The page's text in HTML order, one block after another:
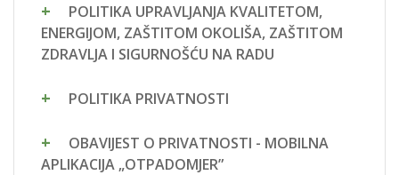
POLITIKA UPRAVLJANJA KVALITETOM,
ENERGIJOM, ZAŠTITOM OKOLIŠA, ZAŠTITOM
ZDRAVLJA I SIGURNOŠĆU NA RADU
POLITIKA PRIVATNOSTI
OBAVIJEST O PRIVATNOSTI - MOBILNA
APLIKACIJA „OTPADOMJER”